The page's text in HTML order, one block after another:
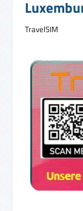
TravelSIM
Bildergalerie